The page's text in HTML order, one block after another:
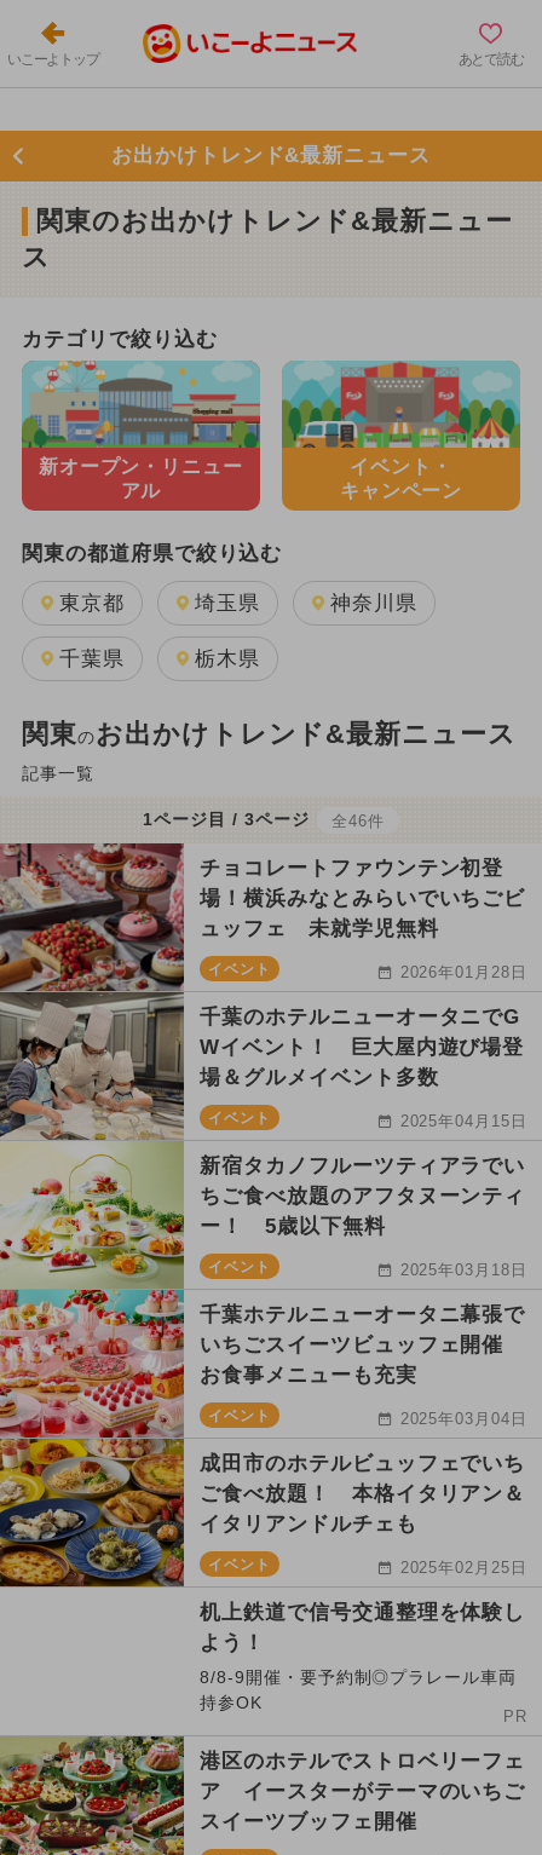
いこーよトップ あとで読む
お出かけトレンド&最新ニュース
関東のお出かけトレンド&最新ニュー
ス
カテゴリで絞り込む
新オープン・ リニュー
アル
イベント・
キャンペーン
関東の都道府県で絞り込む
東京都 埼玉県 神奈川県
千葉県 栃木県
関東のお出かけトレンド&最新ニュース
記事一覧
1ページ目 / 3ページ 全46件
チョコレートファウンテン初登
場！横浜みなとみらいでいちごビ
ュッフェ 未就学児無料
イベント 2026年01月28日
千葉のホテルニューオータニでG
Wイベント！ 巨大屋内遊び場登
場＆グルメイベント多数
イベント 2025年04月15日
新宿タカノフルーツティアラでい
ちご食べ放題のアフタヌーンティ
ー！ 5歳以下無料
イベント 2025年03月18日
千葉ホテルニューオータニ幕張で
いちごスイーツビュッフェ開催
お食事メニューも充実
イベント 2025年03月04日
成田市のホテルビュッフェでいち
ご食べ放題！ 本格イタリアン＆
イタリアンドルチェも
イベント 2025年02月25日
机上鉄道で信号交通整理を体験し
よう！
8/8-9開催・要予約制◎プラレール車両
持参OK
PR
港区のホテルでストロベリーフェ
ア イースターがテーマのいちご
スイーツブッフェ開催